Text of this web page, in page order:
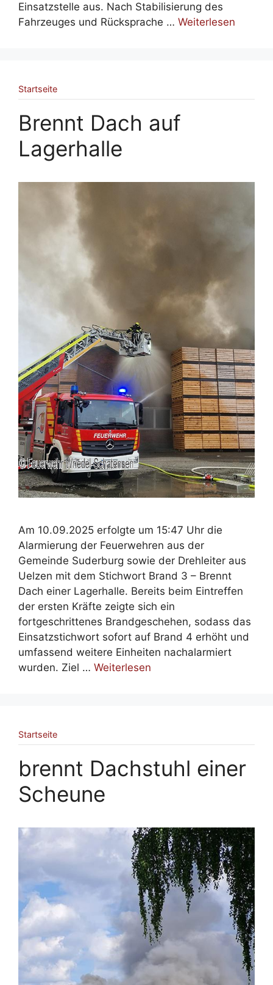
Einsatzstelle aus. Nach Stabilisierung des
Fahrzeuges und Rücksprache … Weiterlesen
Startseite
Brennt Dach auf
Lagerhalle
Am 10.09.2025 erfolgte um 15:47 Uhr die
Alarmierung der Feuerwehren aus der
Gemeinde Suderburg sowie der Drehleiter aus
Uelzen mit dem Stichwort Brand 3 – Brennt
Dach einer Lagerhalle. Bereits beim Eintreffen
der ersten Kräfte zeigte sich ein
fortgeschrittenes Brandgeschehen, sodass das
Einsatzstichwort sofort auf Brand 4 erhöht und
umfassend weitere Einheiten nachalarmiert
wurden. Ziel … Weiterlesen
Startseite
brennt Dachstuhl einer
Scheune